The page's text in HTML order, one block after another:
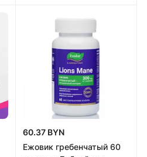
60.37 BYN
Ежовик гре­бен­ча­тый 60